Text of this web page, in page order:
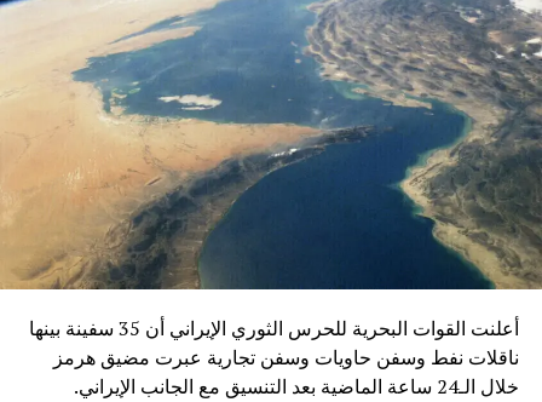
أعلنت القوات البحرية للحرس الثوري الإيراني أن 35 سفينة بينها
ناقلات نفط وسفن حاويات وسفن تجارية عبرت مضيق هرمز
خلال الـ24 ساعة الماضية بعد التنسيق مع الجانب الإيراني.